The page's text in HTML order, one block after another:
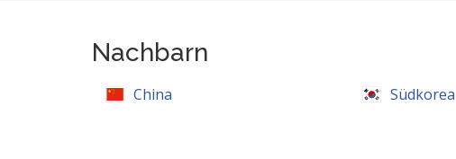
Nachbarn
China Südkorea